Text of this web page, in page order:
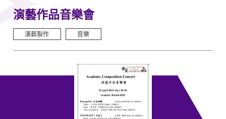
演藝作品音樂會
演藝製作 音樂